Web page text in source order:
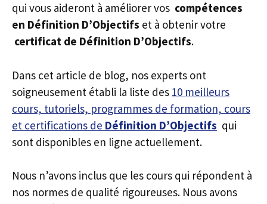
qui vous aideront à améliorer vos compétences
en Définition D’Objectifs et à obtenir votre
certificat de Définition D’Objectifs.
Dans cet article de blog, nos experts ont
soigneusement établi la liste des 10 meilleurs
cours, tutoriels, programmes de formation, cours
et certifications de Définition D’Objectifs qui
sont disponibles en ligne actuellement.
Nous n’avons inclus que les cours qui répondent à
nos normes de qualité rigoureuses. Nous avons